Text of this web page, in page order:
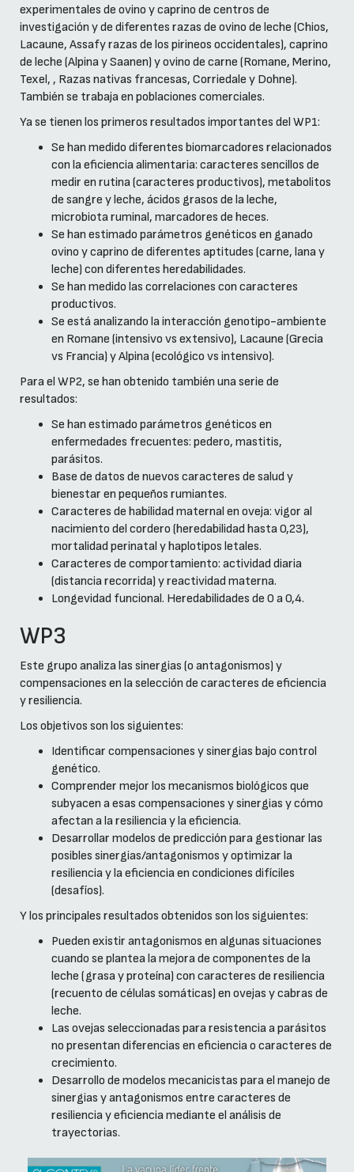
experimentales de ovino y caprino de centros de
investigación y de diferentes razas de ovino de leche (Chios,
Lacaune, Assafy razas de los pirineos occidentales), caprino
de leche (Alpina y Saanen) y ovino de carne (Romane, Merino,
Texel, , Razas nativas francesas, Corriedale y Dohne).
También se trabaja en poblaciones comerciales.
Ya se tienen los primeros resultados importantes del WP1:
Se han medido diferentes biomarcadores relacionados
con la eficiencia alimentaria: caracteres sencillos de
medir en rutina (caracteres productivos), metabolitos
de sangre y leche, ácidos grasos de la leche,
microbiota ruminal, marcadores de heces.
Se han estimado parámetros genéticos en ganado
ovino y caprino de diferentes aptitudes (carne, lana y
leche) con diferentes heredabilidades.
Se han medido las correlaciones con caracteres
productivos.
Se está analizando la interacción genotipo-ambiente
en Romane (intensivo vs extensivo), Lacaune (Grecia
vs Francia) y Alpina (ecológico vs intensivo).
Para el WP2, se han obtenido también una serie de
resultados:
Se han estimado parámetros genéticos en
enfermedades frecuentes: pedero, mastitis,
parásitos.
Base de datos de nuevos caracteres de salud y
bienestar en pequeños rumiantes.
Caracteres de habilidad maternal en oveja: vigor al
nacimiento del cordero (heredabilidad hasta 0,23),
mortalidad perinatal y haplotipos letales.
Caracteres de comportamiento: actividad diaria
(distancia recorrida) y reactividad materna.
Longevidad funcional. Heredabilidades de 0 a 0,4.
WP3
Este grupo analiza las sinergias (o antagonismos) y
compensaciones en la selección de caracteres de eficiencia
y resiliencia.
Los objetivos son los siguientes:
Identificar compensaciones y sinergias bajo control
genético.
Comprender mejor los mecanismos biológicos que
subyacen a esas compensaciones y sinergias y cómo
afectan a la resiliencia y la eficiencia.
Desarrollar modelos de predicción para gestionar las
posibles sinergias/antagonismos y optimizar la
resiliencia y la eficiencia en condiciones difíciles
(desafíos).
Y los principales resultados obtenidos son los siguientes:
Pueden existir antagonismos en algunas situaciones
cuando se plantea la mejora de componentes de la
leche (grasa y proteína) con caracteres de resiliencia
(recuento de células somáticas) en ovejas y cabras de
leche.
Las ovejas seleccionadas para resistencia a parásitos
no presentan diferencias en eficiencia o caracteres de
crecimiento.
Desarrollo de modelos mecanicistas para el manejo de
sinergias y antagonismos entre caracteres de
resiliencia y eficiencia mediante el análisis de
trayectorias.